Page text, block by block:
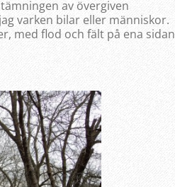
av övergiven
varken bilar eller människor.
med flod och fält på ena sidan